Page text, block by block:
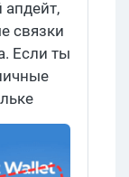
апдейт,
связки
Если ты
В
Trust